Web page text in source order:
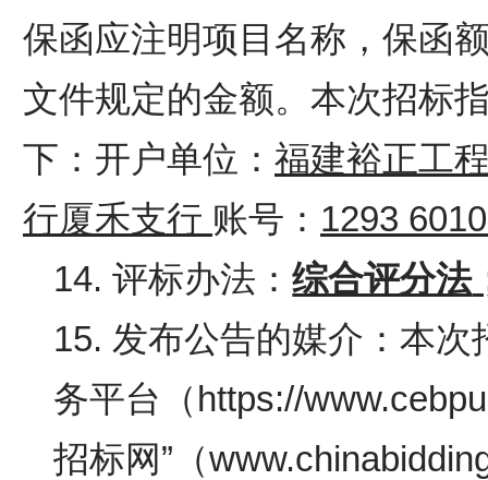
保函应注明项目名称，保函
文件规定的金额。本次招标
下：开户单位： 福建裕正工
行厦禾支行 账号： 1293
14. 评标办法：综合评分法
15. 发布公告的媒介：本次
务平台（https://
招标网”（